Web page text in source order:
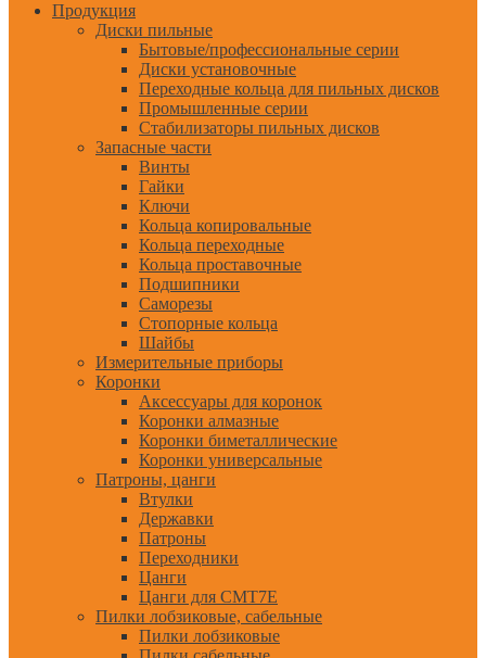
Продукция
Диски пильные
Бытовые/профессиональные серии
Диски установочные
Переходные кольца для пильных дисков
Промышленные серии
Стабилизаторы пильных дисков
Запасные части
Винты
Гайки
Ключи
Кольца копировальные
Кольца переходные
Кольца проставочные
Подшипники
Саморезы
Стопорные кольца
Шайбы
Измерительные приборы
Коронки
Аксессуары для коронок
Коронки алмазные
Коронки биметаллические
Коронки универсальные
Патроны, цанги
Втулки
Державки
Патроны
Переходники
Цанги
Цанги для CMT7E
Пилки лобзиковые, сабельные
Пилки лобзиковые